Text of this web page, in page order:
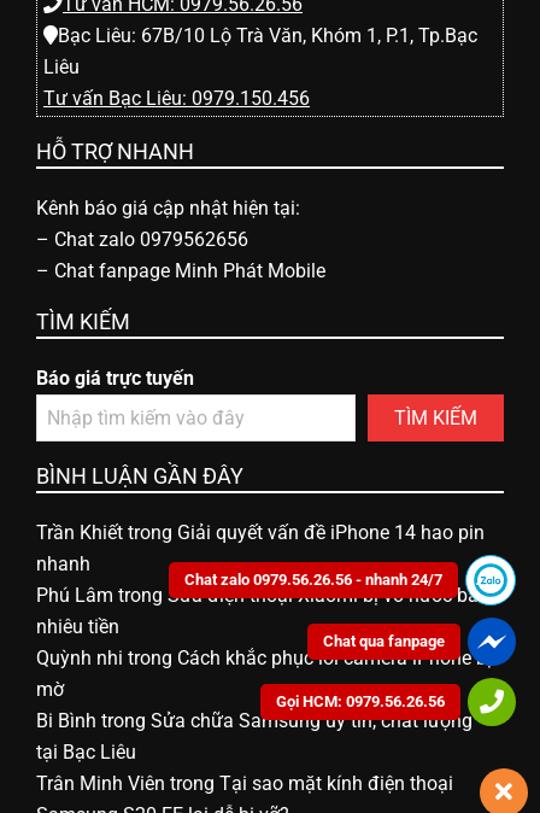
ử
a
c
h
ữ
a
đ
i
ệ
n
t
Bạc Liêu: 67B/10 Lộ Trà Văn, Khóm 1, P.1, Tp.Bạc
Liêu
Tư vấn Bạc Liêu: 0979.150.456
HỖ TRỢ NHANH
Kênh báo giá cập nhật hiện tại:
– Chat zalo 0979562656
– Chat fanpage Minh Phát Mobile
TÌM KIẾM
Báo giá trực tuyến
TÌM KIẾM
BÌNH LUẬN GẦN ĐÂY
Trần Khiết trong Giải quyết vấn đề iPhone 14 hao pin
nhanh
Phú Lâm trong Sửa điện thoại Xiaomi bị vô nước bao
nhiêu tiền
Quỳnh nhi trong Cách khắc phục lỗi camera iPhone bị
mờ
Bi Bình trong Sửa chữa Samsung uy tín, chất lượng
tại Bạc Liêu
Trân Minh Viên trong Tại sao mặt kính điện thoại
Chat zalo 0979.56.26.56 - nhanh 24/7
Chat qua fanpage
Gọi HCM: 0979.56.26.56